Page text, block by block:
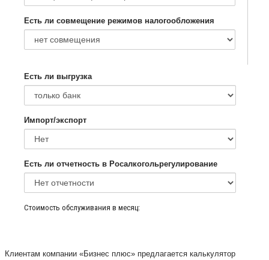
Есть ли совмещение режимов налогообложения
Есть ли выгрузка
Импорт/экспорт
Есть ли отчетность в Росалкогольрегулирование
Стоимость
Стоимость обслуживания в месяц:
Клиентам компании «Бизнес плюс» предлагается калькулятор